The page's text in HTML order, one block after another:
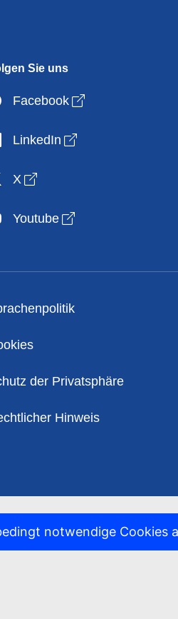
notwendige Cookies
Sie uns
Facebook Open link in new
LinkedIn Open link in new
X Open link in new window
Youtube Open link in new
der Privatsphäre
Hinweis